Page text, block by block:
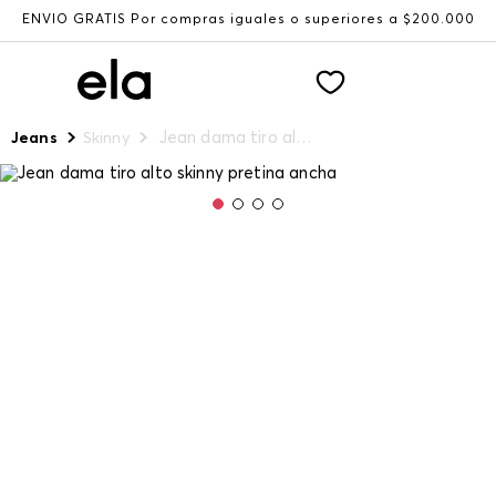
ENVÍO GRATIS Por compras iguales o superiores a $200.000
Jeans Skinny Jean dama tiro alto skinny pretina ancha